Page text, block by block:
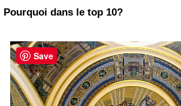
Pourquoi dans le top 10?
Save